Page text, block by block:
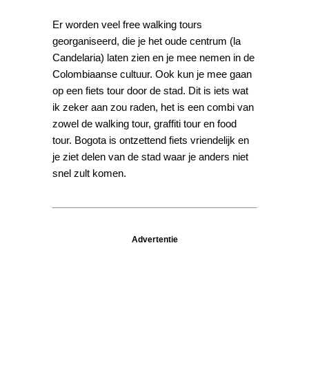
Er worden veel free walking tours
georganiseerd, die je het oude centrum (la
Candelaria) laten zien en je mee nemen in de
Colombiaanse cultuur. Ook kun je mee gaan
op een fiets tour door de stad. Dit is iets wat
ik zeker aan zou raden, het is een combi van
zowel de walking tour, graffiti tour en food
tour. Bogota is ontzettend fiets vriendelijk en
je ziet delen van de stad waar je anders niet
snel zult komen.
Advertentie